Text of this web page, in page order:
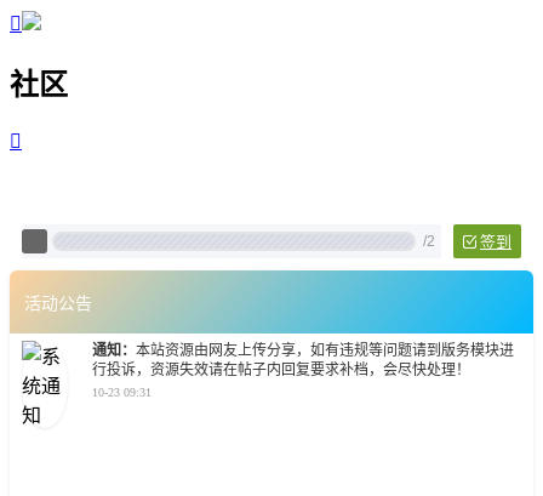

社区

Pixtech 社区 - 云计算、Linux
/2 签到
活动公告
通知： 本站资源由网友上传分享，如有违规等问题请到版务模块进
行投诉，资源失效请在帖子内回复要求补档，会尽快处理！
10-23 09:31